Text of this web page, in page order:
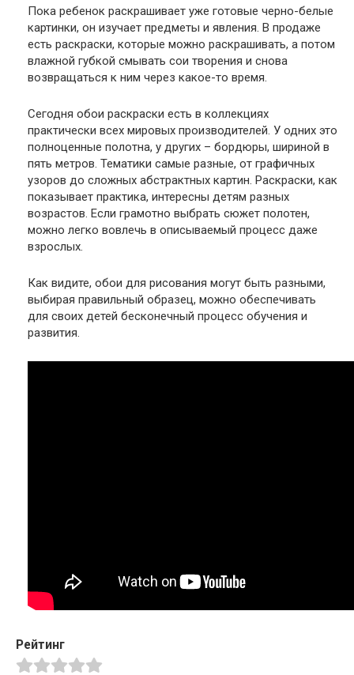
Пока ребенок раскрашивает уже готовые черно-белые
картинки, он изучает предметы и явления. В продаже
есть раскраски, которые можно раскрашивать, а потом
влажной губкой смывать сои творения и снова
возвращаться к ним через какое-то время.
Сегодня обои раскраски есть в коллекциях
практически всех мировых производителей. У одних это
полноценные полотна, у других – бордюры, шириной в
пять метров. Тематики самые разные, от графичных
узоров до сложных абстрактных картин. Раскраски, как
показывает практика, интересны детям разных
возрастов. Если грамотно выбрать сюжет полотен,
можно легко вовлечь в описываемый процесс даже
взрослых.
Как видите, обои для рисования могут быть разными,
выбирая правильный образец, можно обеспечивать
для своих детей бесконечный процесс обучения и
развития.
Рейтинг